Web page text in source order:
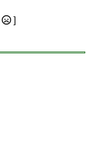
]